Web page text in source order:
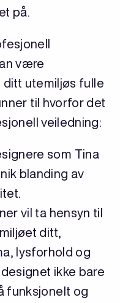
på.
være
ditt utemiljøs fulle
til hvorfor det
veiledning:
som Tina
blanding av
vil ta hensyn til
ditt,
lysforhold og
ikke bare
funksjonelt og